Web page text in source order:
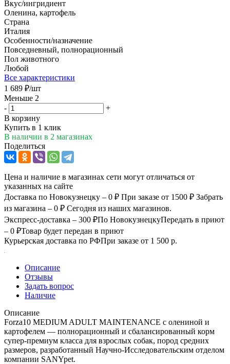
Вкус/ингридиент
Оленина, картофель
Страна
Италия
Особенности/назначение
Повседневный, полнорационный
Пол животного
Любой
Все характеристики
1 689 ₽/шт
Меньше 2
-
+
В корзину
Купить в 1 клик
В наличии в 2 магазинах
Поделиться
Цена и наличие в магазинах сети могут отличаться от
указанных на сайте
Доставка по Новокузнецку – 0 ₽ При заказе от 1500 ₽ Забрать
из магазина – 0 ₽ Сегодня из наших магазинов.
Экспресс-доставка – 300 ₽По НовокузнецкуПередать в приют
– 0 ₽Товар будет передан в приют
Курьерская доставка по РФПри заказе от 1 500 р.
Описание
Отзывы
Задать вопрос
Наличие
Описание
Forza10 MEDIUM ADULT MAINTENANCE c олениной и
картофелем — полнорационный и сбалансированный корм
супер-премиум класса для взрослых собак, пород средних
размеров, разработанный Научно-Исследовательским отделом
компании SANYpet.